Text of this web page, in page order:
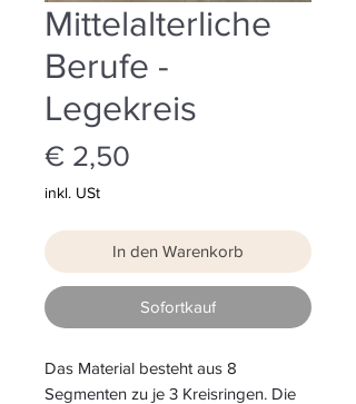
Mittelalterliche
Berufe -
Legekreis
€ 2,50
inkl. USt
In den Warenkorb
Sofortkauf
Das Material besteht aus 8
Segmenten zu je 3 Kreisringen. Die